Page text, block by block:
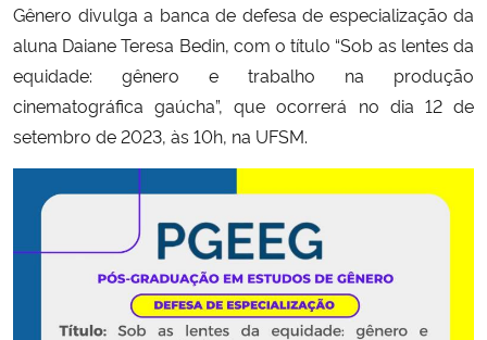
Ministério de Minas e Energia
Ministério da Ciência, Tecnologia, Inovações e Comunicações
Ministério do Meio Ambiente
Ministério do Turismo
Ministério do Desenvolvimento Regional
Controladoria-Geral da União
Gênero divulga a banca de defesa de especialização da
aluna Daiane Teresa Bedin, com o título “Sob as lentes da
equidade: gênero e trabalho na produção
cinematográfica gaúcha”, que ocorrerá no dia 12 de
setembro de 2023, às 10h, na UFSM.